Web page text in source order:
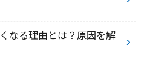
なる理由とは？原因を解